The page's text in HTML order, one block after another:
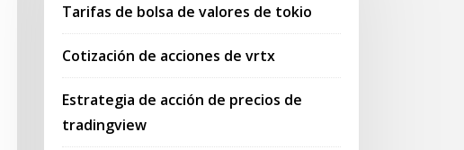
Tarifas de bolsa de valores de tokio
Cotización de acciones de vrtx
Estrategia de acción de precios de
tradingview